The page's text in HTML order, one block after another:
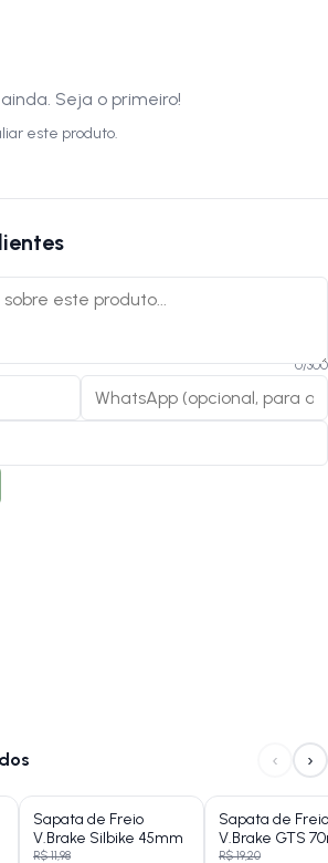
permitem que a sapata seja ajustada
que a borracha fique perfeitamente
do aro.
O ruído geralmente ocorre por falta de
ao material.
@lojanapista
YouTube:
Seja o primeiro!
este produto.
0/300
‹ ›
Sapata de Freio
V.Brake Silbike 45mm
R$ 11,98
Sapata de Freio
V.Brake GTS
Preto
R$ 19,20